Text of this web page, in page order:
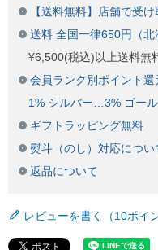
【送料無料】店舗で受け
送料 全国一律650円（北
¥6,500(税込)以上送料無
会員ランク別ポイント
1% シルバー…3% ゴー
ギフトラッピング無料
熨斗（のし）対応につい
返品について
レビューを書く（10ポイ